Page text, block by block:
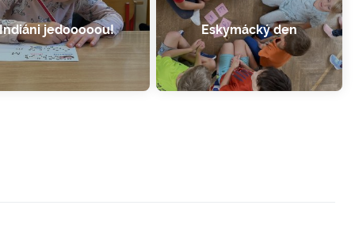
Indiáni jedooooou! Eskymácký den